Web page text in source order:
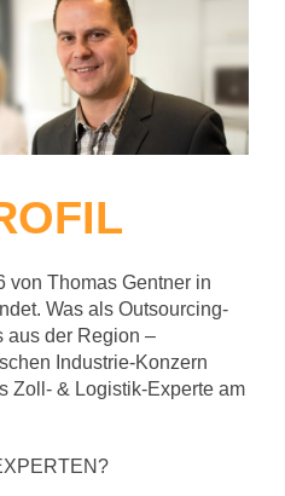
von Thomas Gentner in
Was als Outsourcing-
aus der Region –
Industrie-Konzern
Zoll- & Logistik-Experte am